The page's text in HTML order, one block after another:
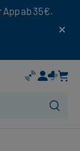
App ab 35€.